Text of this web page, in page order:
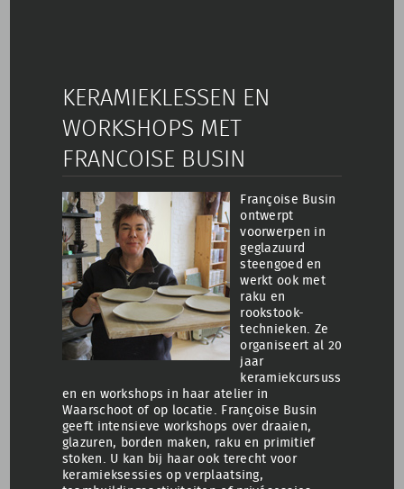
KERAMIEKLESSEN EN
WORKSHOPS MET
FRANCOISE BUSIN
Françoise Busin
ontwerpt
voorwerpen in
geglazuurd
steengoed en
werkt ook met
raku en
rookstook-
technieken. Ze
organiseert al 20
jaar
keramiekcursuss
en en workshops in haar atelier in
Waarschoot of op locatie. Françoise Busin
geeft intensieve workshops over draaien,
glazuren, borden maken, raku en primitief
stoken. U kan bij haar ook terecht voor
keramieksessies op verplaatsing,